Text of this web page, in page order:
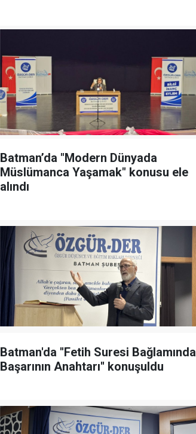
Batman’da "Modern Dünyada
Müslümanca Yaşamak" konusu ele
alındı
Batman'da ''Fetih Suresi Bağlamında
Başarının Anahtarı'' konuşuldu